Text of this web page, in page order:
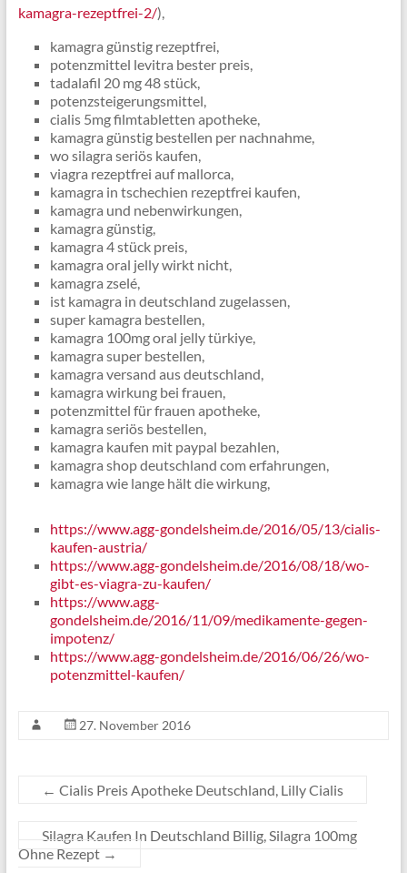
kamagra-rezeptfrei-2/),
kamagra günstig rezeptfrei,
potenzmittel levitra bester preis,
tadalafil 20 mg 48 stück,
potenzsteigerungsmittel,
cialis 5mg filmtabletten apotheke,
kamagra günstig bestellen per nachnahme,
wo silagra seriös kaufen,
viagra rezeptfrei auf mallorca,
kamagra in tschechien rezeptfrei kaufen,
kamagra und nebenwirkungen,
kamagra günstig,
kamagra 4 stück preis,
kamagra oral jelly wirkt nicht,
kamagra zselé,
ist kamagra in deutschland zugelassen,
super kamagra bestellen,
kamagra 100mg oral jelly türkiye,
kamagra super bestellen,
kamagra versand aus deutschland,
kamagra wirkung bei frauen,
potenzmittel für frauen apotheke,
kamagra seriös bestellen,
kamagra kaufen mit paypal bezahlen,
kamagra shop deutschland com erfahrungen,
kamagra wie lange hält die wirkung,
https://www.agg-gondelsheim.de/2016/05/13/cialis-
kaufen-austria/
https://www.agg-gondelsheim.de/2016/08/18/wo-
gibt-es-viagra-zu-kaufen/
https://www.agg-
gondelsheim.de/2016/11/09/medikamente-gegen-
impotenz/
https://www.agg-gondelsheim.de/2016/06/26/wo-
potenzmittel-kaufen/
27. November 2016
← Cialis Preis Apotheke Deutschland, Lilly Cialis
Silagra Kaufen In Deutschland Billig, Silagra 100mg
Ohne Rezept →